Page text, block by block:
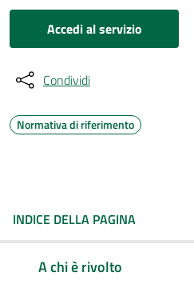
Accedi al servizio
Condividi
Normativa di riferimento
INDICE DELLA PAGINA
A chi è rivolto